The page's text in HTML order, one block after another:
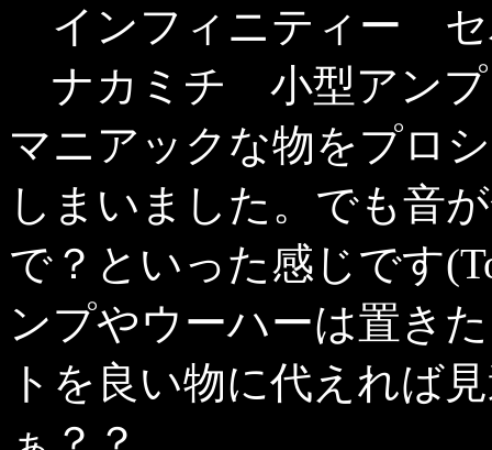
インフィニティー セ
ナカミチ 小型アンプ
マニアックな物をプロ
しまいました。でも音
で？といった感じです
ンプやウーハーは置き
トを良い物に代えれば